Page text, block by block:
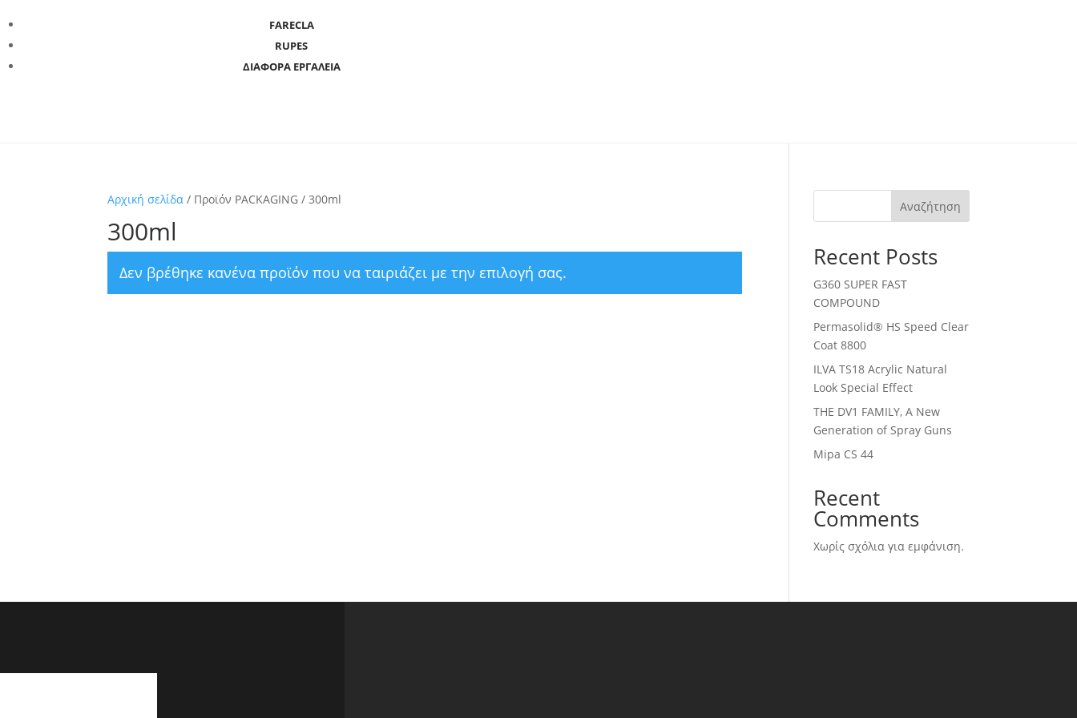
FARECLA
RUPES
ΔΙΑΦΟΡΑ ΕΡΓΑΛΕΙΑ
Αρχική σελίδα / Προϊόν PACKAGING / 300ml
300ml
Δεν βρέθηκε κανένα προϊόν που να ταιριάζει με την επιλογή σας.
Αναζήτηση
Recent Posts
G360 SUPER FAST
COMPOUND
Permasolid® HS Speed Clear
Coat 8800
ILVA TS18 Acrylic Natural
Look Special Effect
THE DV1 FAMILY, A New
Generation of Spray Guns
Mipa CS 44
Recent
Comments
Χωρίς σχόλια για εμφάνιση.